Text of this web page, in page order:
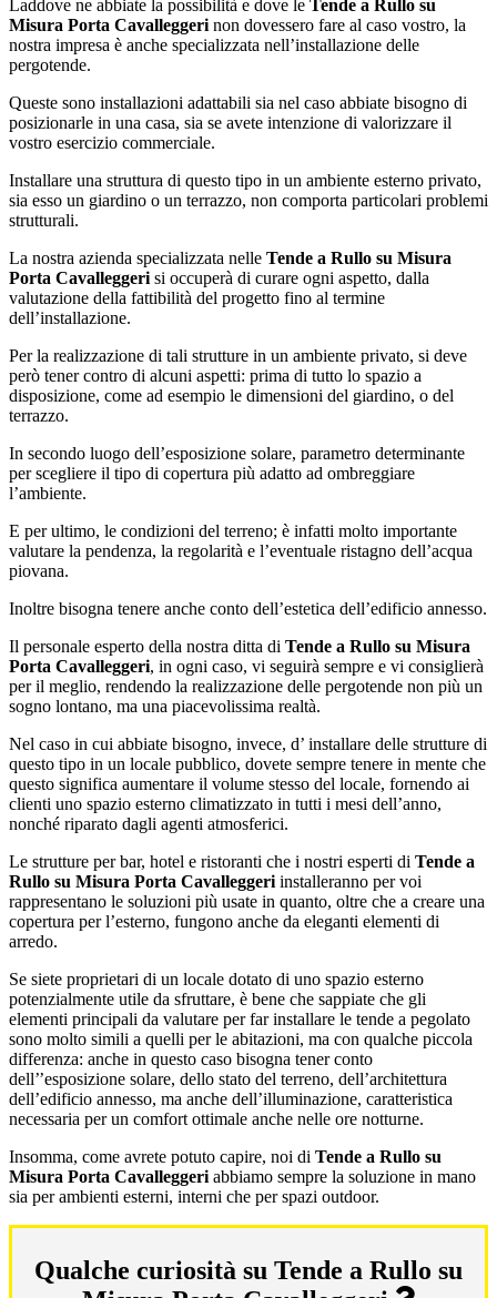
Laddove ne abbiate la possibilità e dove le Tende a Rullo su
Misura Porta Cavalleggeri non dovessero fare al caso vostro, la
nostra impresa è anche specializzata nell’installazione delle
pergotende.
Queste sono installazioni adattabili sia nel caso abbiate bisogno di
posizionarle in una casa, sia se avete intenzione di valorizzare il
vostro esercizio commerciale.
Installare una struttura di questo tipo in un ambiente esterno privato,
sia esso un giardino o un terrazzo, non comporta particolari problemi
strutturali.
La nostra azienda specializzata nelle Tende a Rullo su Misura
Porta Cavalleggeri si occuperà di curare ogni aspetto, dalla
valutazione della fattibilità del progetto fino al termine
dell’installazione.
Per la realizzazione di tali strutture in un ambiente privato, si deve
però tener contro di alcuni aspetti: prima di tutto lo spazio a
disposizione, come ad esempio le dimensioni del giardino, o del
terrazzo.
In secondo luogo dell’esposizione solare, parametro determinante
per scegliere il tipo di copertura più adatto ad ombreggiare
l’ambiente.
E per ultimo, le condizioni del terreno; è infatti molto importante
valutare la pendenza, la regolarità e l’eventuale ristagno dell’acqua
piovana.
Inoltre bisogna tenere anche conto dell’estetica dell’edificio annesso.
Il personale esperto della nostra ditta di Tende a Rullo su Misura
Porta Cavalleggeri, in ogni caso, vi seguirà sempre e vi consiglierà
per il meglio, rendendo la realizzazione delle pergotende non più un
sogno lontano, ma una piacevolissima realtà.
Nel caso in cui abbiate bisogno, invece, d’ installare delle strutture di
questo tipo in un locale pubblico, dovete sempre tenere in mente che
questo significa aumentare il volume stesso del locale, fornendo ai
clienti uno spazio esterno climatizzato in tutti i mesi dell’anno,
nonché riparato dagli agenti atmosferici.
Le strutture per bar, hotel e ristoranti che i nostri esperti di Tende a
Rullo su Misura Porta Cavalleggeri installeranno per voi
rappresentano le soluzioni più usate in quanto, oltre che a creare una
copertura per l’esterno, fungono anche da eleganti elementi di
arredo.
Se siete proprietari di un locale dotato di uno spazio esterno
potenzialmente utile da sfruttare, è bene che sappiate che gli
elementi principali da valutare per far installare le tende a pegolato
sono molto simili a quelli per le abitazioni, ma con qualche piccola
differenza: anche in questo caso bisogna tener conto
dell’’esposizione solare, dello stato del terreno, dell’architettura
dell’edificio annesso, ma anche dell’illuminazione, caratteristica
necessaria per un comfort ottimale anche nelle ore notturne.
Insomma, come avrete potuto capire, noi di Tende a Rullo su
Misura Porta Cavalleggeri abbiamo sempre la soluzione in mano
sia per ambienti esterni, interni che per spazi outdoor.
Qualche curiosità su Tende a Rullo su